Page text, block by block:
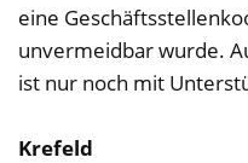
eine
unvermeidbar wurde.
ist nur noch mit
Krefeld